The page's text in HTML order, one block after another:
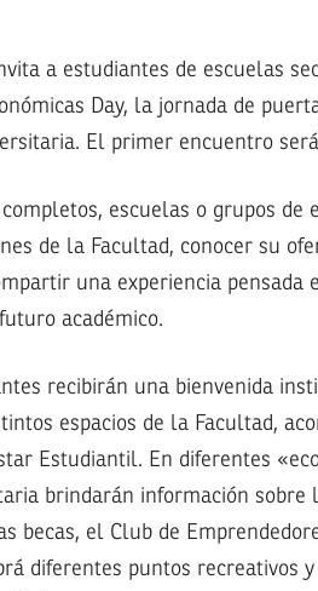
a estudiantes de escuelas
Day, la jornada de
El primer encuentro
escuelas o grupos de
de la Facultad, conocer su
una experiencia pensada
académico.
recibirán una bienvenida
espacios de la Facultad,
Estudiantil. En diferentes
brindarán información sobre
becas, el Club de
diferentes puntos recreativos